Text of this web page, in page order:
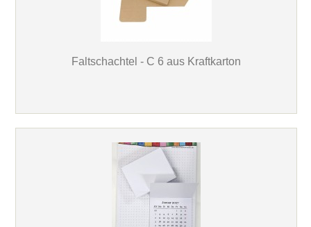
Faltschachtel - C 6 aus Kraftkarton